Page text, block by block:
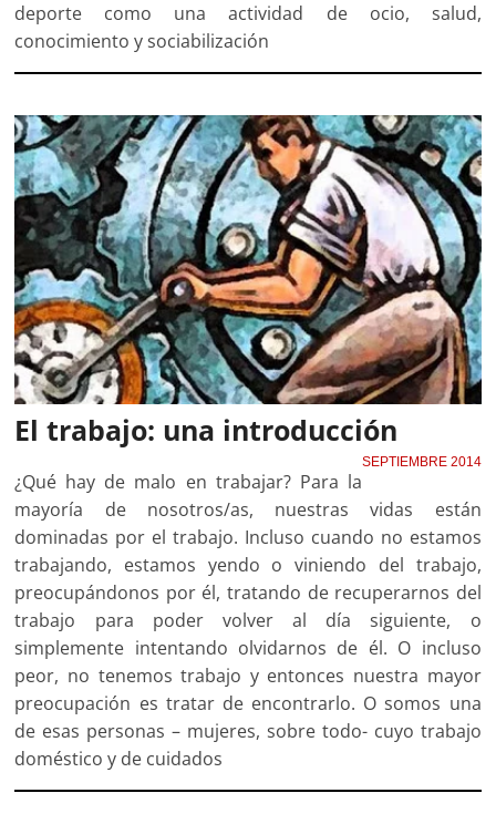
deporte como una actividad de ocio, salud,
conocimiento y sociabilización
El trabajo: una introducción
SEPTIEMBRE 2014
¿Qué hay de malo en trabajar? Para la
mayoría de nosotros/as, nuestras vidas están
dominadas por el trabajo. Incluso cuando no estamos
trabajando, estamos yendo o viniendo del trabajo,
preocupándonos por él, tratando de recuperarnos del
trabajo para poder volver al día siguiente, o
simplemente intentando olvidarnos de él. O incluso
peor, no tenemos trabajo y entonces nuestra mayor
preocupación es tratar de encontrarlo. O somos una
de esas personas – mujeres, sobre todo- cuyo trabajo
doméstico y de cuidados